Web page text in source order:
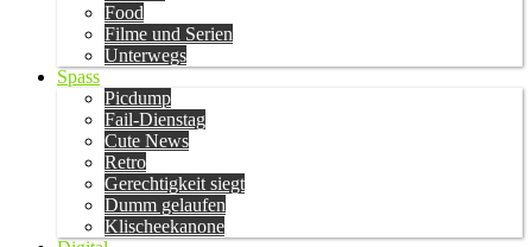
Food
Filme und Serien
Unterwegs
Spass
Picdump
Fail-Dienstag
Cute News
Retro
Gerechtigkeit siegt
Dumm gelaufen
Klischeekanone